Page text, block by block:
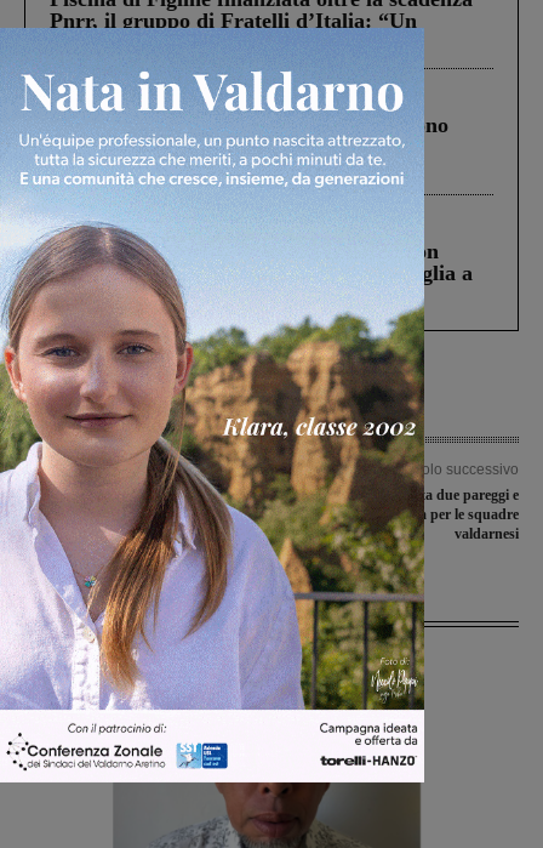
Pnrr, il gruppo di Fratelli d’Italia: “Un
ringraziamento al Governo”
Cronaca 4 Agosto 2026
Un anno fa la strage in A1 in cui morirono
Gianni, Giulia e Franco. Lo schianto, il
processo, lo stop ai sorpassi fra tir....
Cronaca 3 Agosto 2026
Scomparso da una struttura di Castiglion
Fiorentino l’uomo che aveva ucciso la figlia a
Levane nel 2020
Articolo precedente
Lettere di Publiacqua, la mossa della
Lista civica: diffida alla società. “Non
ne avete alcun diritto”
Articolo successivo
Nell’ultima di andata due pareggi e
una sconfitta per le squadre
valdarnesi
Ultime Notizie